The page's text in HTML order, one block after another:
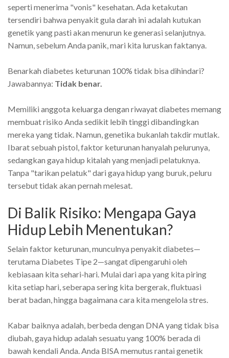
seperti menerima "vonis" kesehatan. Ada ketakutan
tersendiri bahwa penyakit gula darah ini adalah kutukan
genetik yang pasti akan menurun ke generasi selanjutnya.
Namun, sebelum Anda panik, mari kita luruskan faktanya.
Benarkah diabetes keturunan 100% tidak bisa dihindari?
Jawabannya: Tidak benar.
Memiliki anggota keluarga dengan riwayat diabetes memang
membuat risiko Anda sedikit lebih tinggi dibandingkan
mereka yang tidak. Namun, genetika bukanlah takdir mutlak.
Ibarat sebuah pistol, faktor keturunan hanyalah pelurunya,
sedangkan gaya hidup kitalah yang menjadi pelatuknya.
Tanpa "tarikan pelatuk" dari gaya hidup yang buruk, peluru
tersebut tidak akan pernah melesat.
Di Balik Risiko: Mengapa Gaya
Hidup Lebih Menentukan?
Selain faktor keturunan, munculnya penyakit diabetes—
terutama Diabetes Tipe 2—sangat dipengaruhi oleh
kebiasaan kita sehari-hari. Mulai dari apa yang kita piring
kita setiap hari, seberapa sering kita bergerak, fluktuasi
berat badan, hingga bagaimana cara kita mengelola stres.
Kabar baiknya adalah, berbeda dengan DNA yang tidak bisa
diubah, gaya hidup adalah sesuatu yang 100% berada di
bawah kendali Anda. Anda BISA memutus rantai genetik